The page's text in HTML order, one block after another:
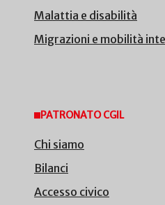
Malattia e disabilità
Migrazioni e mobilità
PATRONATO CGIL
Chi siamo
Bilanci
Accesso civico